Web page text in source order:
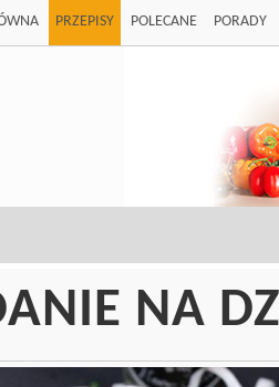
PRZEPISY POLECANE PORADY
NA